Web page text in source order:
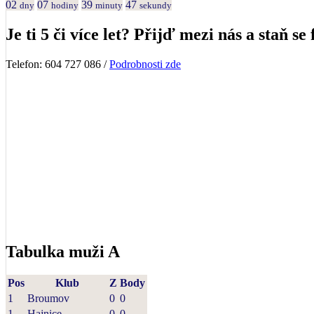
02 dny 07 hodiny 39 minuty 47 sekundy
Je ti 5 či více let? Přijď mezi nás a staň se
Telefon: 604 727 086 /Podrobnosti zde
Tabulka muži A
Pos Klub Z Body
1
Broumov 0 0